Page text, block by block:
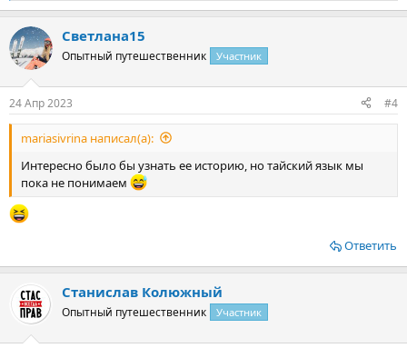
е
к
ц
и
Светлана15
Опытный путешественник Участник
24 Апр 2023 #4
mariasivrina написал(а):
Интересно было бы узнать ее историю, но тайский язык мы
пока не понимаем
Ответить
Станислав Колюжный
Опытный путешественник Участник